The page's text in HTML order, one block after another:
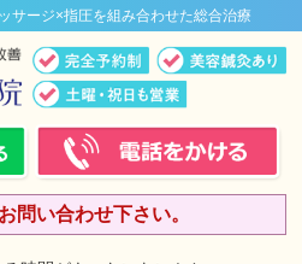
サージ×指圧を組み合わせた総合治療
問い合わせ下さい。